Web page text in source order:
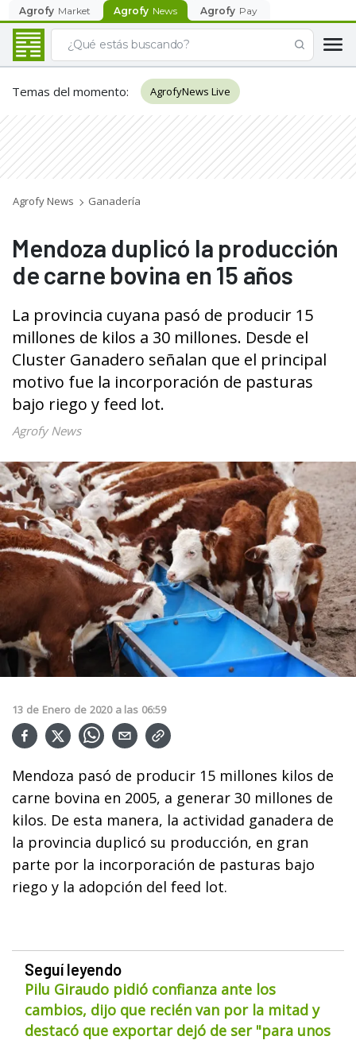
Agrofy Market Agrofy News Agrofy Pay
Temas del momento: AgrofyNews Live
Agrofy News Ganadería
Mendoza duplicó la producción
de carne bovina en 15 años
La provincia cuyana pasó de producir 15
millones de kilos a 30 millones. Desde el
Cluster Ganadero señalan que el principal
motivo fue la incorporación de pasturas
bajo riego y feed lot.
Agrofy News
13 de Enero de 2020 a las 06:59
Mendoza pasó de producir 15 millones kilos de
carne bovina en 2005, a generar 30 millones de
kilos. De esta manera, la actividad ganadera de
la provincia duplicó su producción, en gran
parte por la incorporación de pasturas bajo
riego y la adopción del feed lot.
Seguí leyendo
Pilu Giraudo pidió confianza ante los
cambios, dijo que recién van por la mitad y
destacó que exportar dejó de ser "para unos